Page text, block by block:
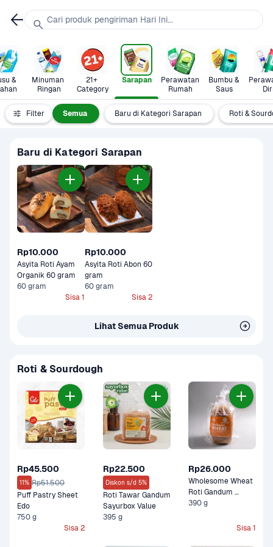
&
Minuman
Ringan
21+
Category
Sarapan
Perawatan
Rumah
Bumbu &
Saus
Filter Semua Baru di Kategori Sarapan Roti &
Baru di Kategori Sarapan
Rp10.000
Asyita Roti Ayam
Organik 60 gram
60 gram
Sisa 1
Rp10.000
Asyita Roti Abon 60
gram
60 gram
Sisa 2
Lihat Semua Produk
Roti & Sourdough
Rp45.500
11% Rp51.500
Puff Pastry Sheet
Edo
750 g
Sisa 2
Rp22.500
Diskon s/d 5%
Roti Tawar Gandum
Sayurbox Value
395 g
Rp26.000
Wholesome Wheat
Roti Gandum
Bakers Hill Bakery
390 g
Sisa 1
Cari produk pengiriman Hari Ini...